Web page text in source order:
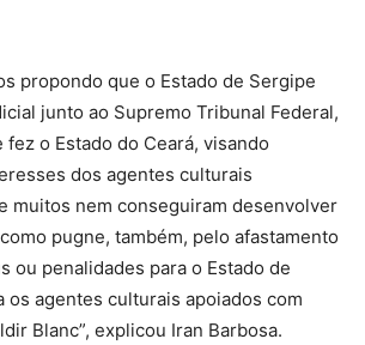
propondo que o Estado de Sergipe
junto ao Supremo Tribunal Federal,
o Estado do Ceará, visando
dos agentes culturais
muitos nem conseguiram desenvolver
pugne, também, pelo afastamento
ou penalidades para o Estado de
os agentes culturais apoiados com
Blanc”, explicou Iran Barbosa.